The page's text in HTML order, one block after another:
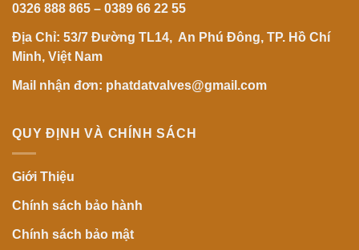
0326 888 865 – 0389 66 22 55
Địa Chỉ: 53/7 Đường TL14, An Phú Đông, TP. Hồ Chí
Minh, Việt Nam
Mail nhận đơn: phatdatvalves@gmail.com
QUY ĐỊNH VÀ CHÍNH SÁCH
Giới Thiệu
Chính sách bảo hành
Chính sách bảo mật